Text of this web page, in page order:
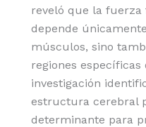
reveló que la fuerza
depende
músculos, sino
regiones
investigación
estructura cerebral
determinante para